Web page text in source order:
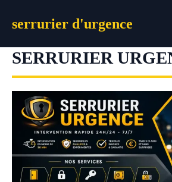
serrurier d'urgence
SERRURIER